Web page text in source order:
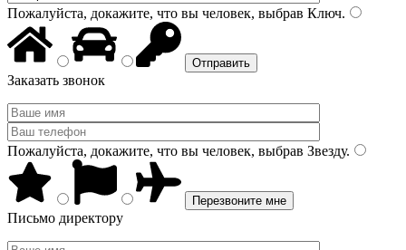
Пожалуйста, докажите, что вы человек, выбрав Ключ.
Заказать звонок
Пожалуйста, докажите, что вы человек, выбрав Звезду.
Письмо директору